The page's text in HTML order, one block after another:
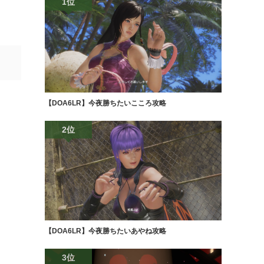
【DOA6LR】今夜勝ちたいこころ攻略
2位
【DOA6LR】今夜勝ちたいあやね攻略
3位